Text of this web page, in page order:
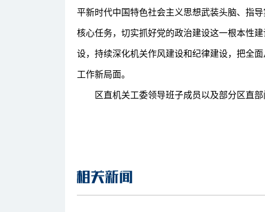
平新时代中国特色社会主义思想武装头脑、指
核心任务，切实抓好党的政治建设这一根本性
设，持续深化机关作风建设和纪律建设，把全
工作新局面。
区直机关工委领导班子成员以及部分区直部